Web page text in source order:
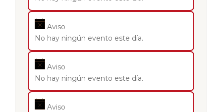
Aviso
No hay ningún evento este día.
Aviso
No hay ningún evento este día.
Aviso